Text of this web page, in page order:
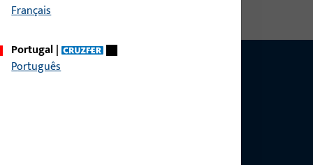
con cualquier pregunta relacionada
en contacto con nosotros por teléfono o
Français
Portugal|
Português